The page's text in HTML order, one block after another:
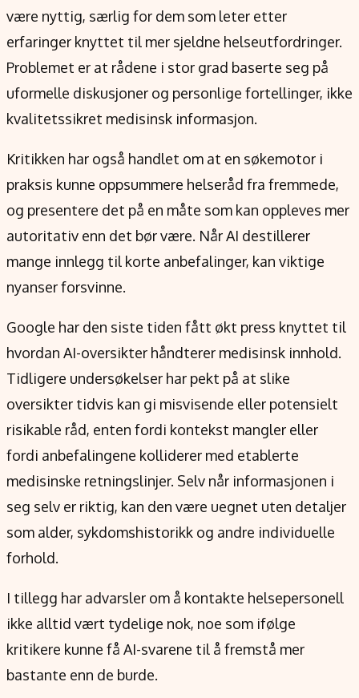
være nyttig, særlig for dem som leter etter
erfaringer knyttet til mer sjeldne helseutfordringer.
Problemet er at rådene i stor grad baserte seg på
uformelle diskusjoner og personlige fortellinger, ikke
kvalitetssikret medisinsk informasjon.
Kritikken har også handlet om at en søkemotor i
praksis kunne oppsummere helseråd fra fremmede,
og presentere det på en måte som kan oppleves mer
autoritativ enn det bør være. Når AI destillerer
mange innlegg til korte anbefalinger, kan viktige
nyanser forsvinne.
Google har den siste tiden fått økt press knyttet til
hvordan AI-oversikter håndterer medisinsk innhold.
Tidligere undersøkelser har pekt på at slike
oversikter tidvis kan gi misvisende eller potensielt
risikable råd, enten fordi kontekst mangler eller
fordi anbefalingene kolliderer med etablerte
medisinske retningslinjer. Selv når informasjonen i
seg selv er riktig, kan den være uegnet uten detaljer
som alder, sykdomshistorikk og andre individuelle
forhold.
I tillegg har advarsler om å kontakte helsepersonell
ikke alltid vært tydelige nok, noe som ifølge
kritikere kunne få AI-svarene til å fremstå mer
bastante enn de burde.